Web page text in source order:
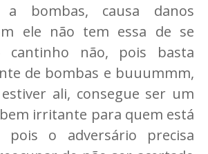
a bombas, causa danos
ele não tem essa de se
cantinho não, pois basta
de bombas e buuummm,
ali, consegue ser um
irritante para quem está
pois o adversário precisa